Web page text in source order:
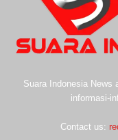
Suara Indonesia News
informasi-
Contact us: